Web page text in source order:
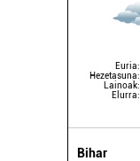
Euria:
Hezetasuna:
Lainoak:
Elurra:
Bihar